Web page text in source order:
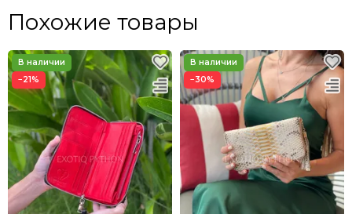
Похожие товары
−21% −30%